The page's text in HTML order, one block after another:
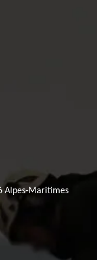
Alpes-Maritimes